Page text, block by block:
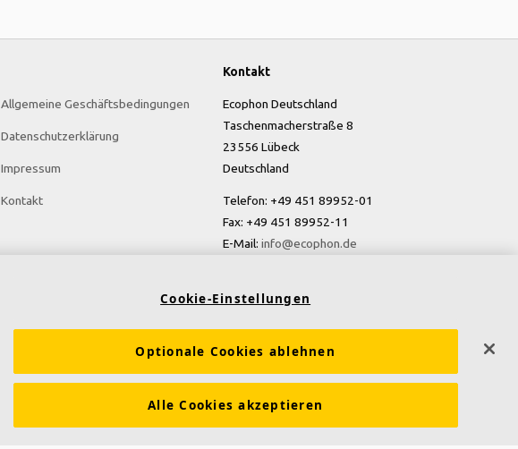
Allgemeine Geschäftsbedingungen
Datenschutzerklärung
Impressum
Kontakt
Kontakt
Ecophon Deutschland
Taschenmacherstraße 8
23556 Lübeck
Deutschland
Telefon: +49 451 89952-01
Fax: +49 451 89952-11
E-Mail: info@ecophon.de
Cookie-Einstellungen
Optionale Cookies ablehnen
Alle Cookies akzeptieren